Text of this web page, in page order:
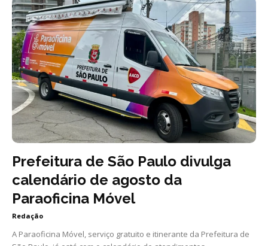
Prefeitura de São Paulo divulga
calendário de agosto da
Paraoficina Móvel
Redação
A Paraoficina Móvel, serviço gratuito e itinerante da Prefeitura de